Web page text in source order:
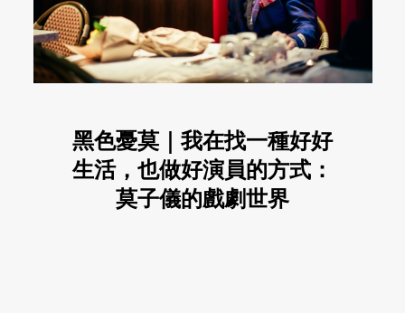
黑色憂莫｜我在找一種好好
生活，也做好演員的方式：
莫子儀的戲劇世界